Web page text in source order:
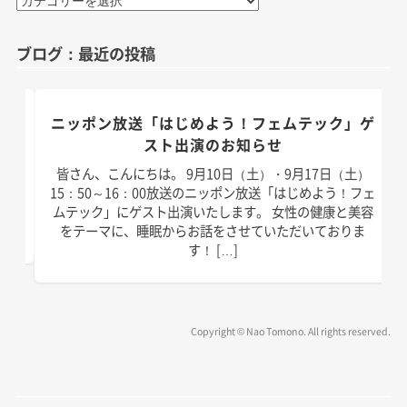
テ
リ
ブログ：最近の投稿
ニッポン放送「はじめよう！フェムテック」ゲ
スト出演のお知らせ
皆さん、こんにちは。 9月10日（土）・9月17日（土）
15：50～16：00放送のニッポン放送「はじめよう！フェ
ムテック」にゲスト出演いたします。 女性の健康と美容
をテーマに、睡眠からお話をさせていただいておりま
す！ […]
Copyright © Nao Tomono. All rights reserved.